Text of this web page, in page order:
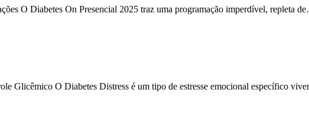
O Diabetes On Presencial 2025 traz uma programação imperdível, repleta
Glicêmico O Diabetes Distress é um tipo de estresse emocional específico